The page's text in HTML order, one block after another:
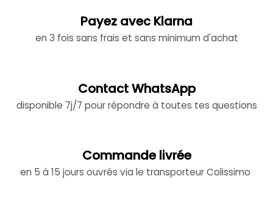
Payez avec Klarna
en 3 fois sans frais et sans minimum d'achat
Contact WhatsApp
disponible 7j/7 pour répondre à toutes tes questions
Commande livrée
en 5 à 15 jours ouvrés via le transporteur Colissimo